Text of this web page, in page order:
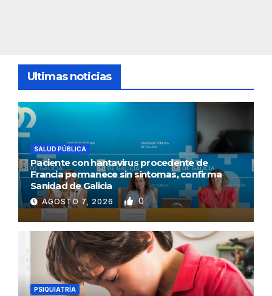
Ultimas noticias
SALUD PÚBLICA
Paciente con hantavirus procedente de
Francia permanece sin síntomas, confirma
Sanidad de Galicia
AGOSTO 7, 2026 0
PSIQUIATRÍA